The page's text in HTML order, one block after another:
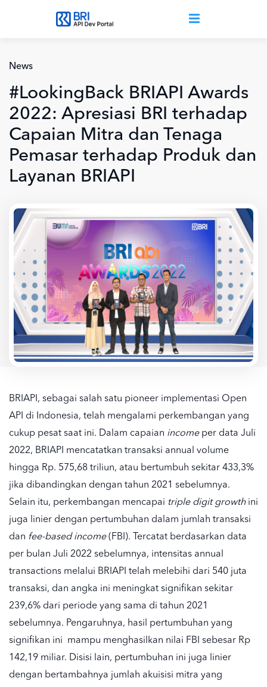
Lompat ke isi utama
News
#LookingBack BRIAPI Awards
2022: Apresiasi BRI terhadap
Capaian Mitra dan Tenaga
Pemasar terhadap Produk dan
Layanan BRIAPI
BRIAPI, sebagai salah satu pioneer implementasi Open
API di Indonesia, telah mengalami perkembangan yang
cukup pesat saat ini. Dalam capaian incomeper data Juli
2022, BRIAPI mencatatkan transaksi annual volume
hingga Rp. 575,68 triliun, atau bertumbuh sekitar 433,3%
jika dibandingkan dengan tahun 2021 sebelumnya.
Selain itu, perkembangan mencapai triple digit growthini
juga linier dengan pertumbuhan dalam jumlah transaksi
dan fee-based income(FBI). Tercatat berdasarkan data
per bulan Juli 2022 sebelumnya, intensitas annual
transactions melalui BRIAPI telah melebihi dari 540 juta
transaksi, dan angka ini meningkat signifikan sekitar
239,6% dari periode yang sama di tahun 2021
sebelumnya. Pengaruhnya, hasil pertumbuhan yang
signifikan ini mampu menghasilkan nilai FBI sebesar Rp
142,19 miliar. Disisi lain, pertumbuhan ini juga linier
dengan bertambahnya jumlah akuisisi mitra yang